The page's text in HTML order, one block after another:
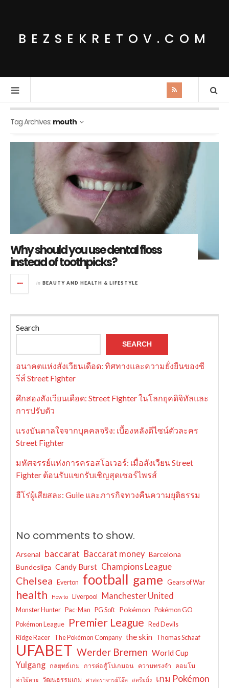
BEZSEKRETOV.COM
Tag Archives: mouth
Why should you use dental floss
instead of toothpicks?
in BEAUTY AND HEALTH & LIFESTYLE
Search
SEARCH
อนาคตแห่งสังเวียนเดือด: ทิศทางและความยั่งยืนของซี
รีส์ Street Fighter
ศึกสองสังเวียนเดือด: Street Fighter ในโลกยุคดิจิทัลและ
การปรับตัว
แรงบันดาลใจจากบุคคลจริง: เบื้องหลังดีไซน์ตัวละคร
Street Fighter
มหัศจรรย์แห่งการครอสโอเวอร์: เมื่อสังเวียน Street
Fighter ต้อนรับแขกรับเชิญสุดเซอร์ไพรส์
ฮีโร่ผู้เสียสละ: Guile และภารกิจทวงคืนความยุติธรรม
No comments to show.
Arsenal baccarat Baccarat money Barcelona
Bundesliga Candy Burst Champions League
Chelsea Everton football game Gears of War
health How to Liverpool Manchester United
Monster Hunter Pac-Man PG Soft Pokémon Pokémon GO
Pokémon League
Premier League Red Devils
Ridge Racer The Pokémon Company the skin Thomas Schaaf
UFABET Werder Bremen World Cup
Yulgang กลยุทธ์เกม การต่อสู้โปเกมอน ความทรงจำ คอมโบ
ท่าไม้ตาย วัฒนธรรมเกม ศาสตราจารย์โอ๊ค สตรีมมิ่ง เกม Pokémon